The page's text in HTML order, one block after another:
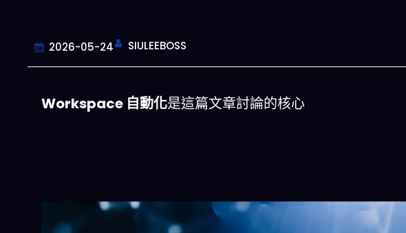
2026-05-24 SIULEEBOSS
Workspace 自動化是這篇文章討論的核心